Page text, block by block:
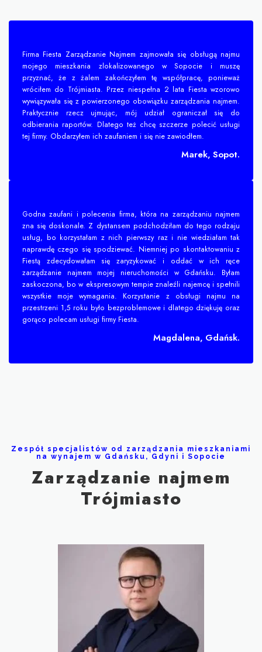
Firma Fiesta Zarządzanie Najmem zajmowała się obsługą najmu
mojego mieszkania zlokalizowanego w Sopocie i muszę
przyznać, że z żalem zakończyłem tę współpracę, ponieważ
wróciłem do Trójmiasta. Przez niespełna 2 lata Fiesta wzorowo
wywiązywała się z powierzonego obowiązku zarządzania najmem.
Praktycznie rzecz ujmując, mój udział ograniczał się do
odbierania raportów. Dlatego też chcę szczerze polecić usługi
tej firmy. Obdarzyłem ich zaufaniem i się nie zawiodłem.
Marek, Sopot.
Godna zaufani i polecenia firma, która na zarządzaniu najmem
zna się doskonale. Z dystansem podchodziłam do tego rodzaju
usług, bo korzystałam z nich pierwszy raz i nie wiedziałam tak
naprawdę czego się spodziewać. Niemniej po skontaktowaniu z
Fiestą zdecydowałam się zaryzykować i oddać w ich ręce
zarządzanie najmem mojej nieruchomości w Gdańsku. Byłam
zaskoczona, bo w ekspresowym tempie znaleźli najemcę i spełnili
wszystkie moje wymagania. Korzystanie z obsługi najmu na
przestrzeni 1,5 roku było bezproblemowe i dlatego dziękuję oraz
gorąco polecam usługi firmy Fiesta.
Magdalena, Gdańsk.
Zespół specjalistów od zarządzania mieszkaniami
na wynajem w Gdańsku, Gdyni i Sopocie
Zarządzanie najmem
Trójmiasto